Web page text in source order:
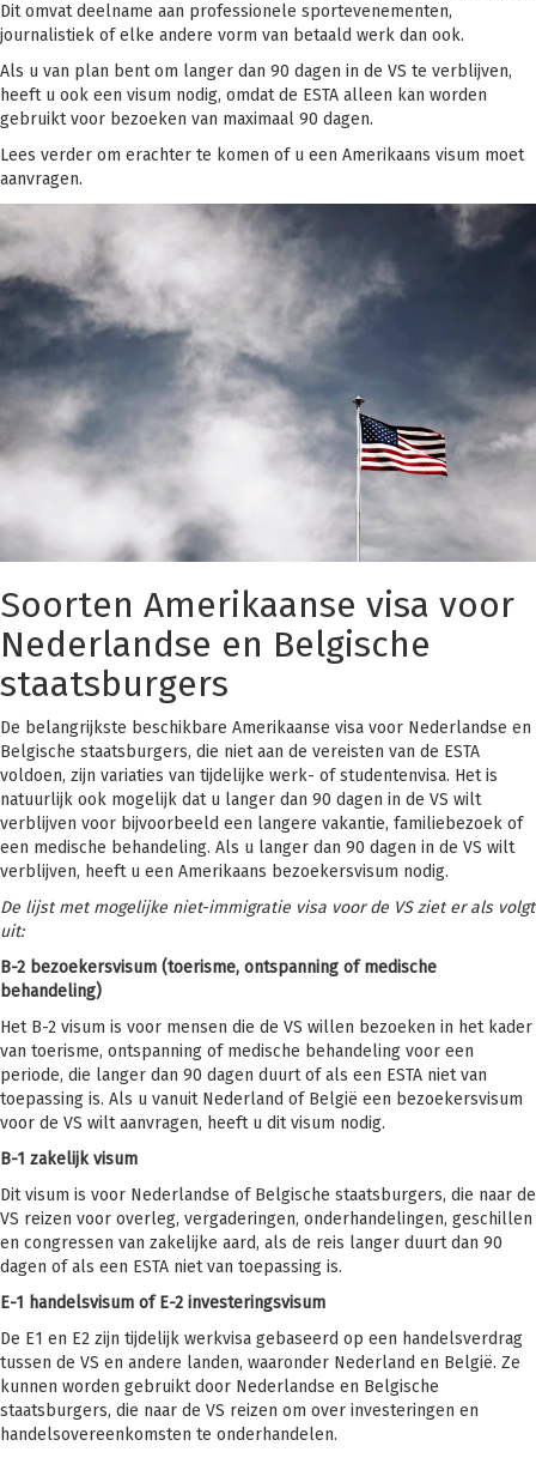
Dit omvat deelname aan professionele sportevenementen,
journalistiek of elke andere vorm van betaald werk dan ook.
Als u van plan bent om langer dan 90 dagen in de VS te verblijven,
heeft u ook een visum nodig, omdat de ESTA alleen kan worden
gebruikt voor bezoeken van maximaal 90 dagen.
Lees verder om erachter te komen of u een Amerikaans visum moet
aanvragen.
Soorten Amerikaanse visa voor
Nederlandse en Belgische
staatsburgers
De belangrijkste beschikbare Amerikaanse visa voor Nederlandse en
Belgische staatsburgers, die niet aan de vereisten van de ESTA
voldoen, zijn variaties van tijdelijke werk- of studentenvisa. Het is
natuurlijk ook mogelijk dat u langer dan 90 dagen in de VS wilt
verblijven voor bijvoorbeeld een langere vakantie, familiebezoek of
een medische behandeling. Als u langer dan 90 dagen in de VS wilt
verblijven, heeft u een Amerikaans bezoekersvisum nodig.
De lijst met mogelijke niet-immigratie visa voor de VS ziet er als volgt
uit:
B-2 bezoekersvisum (toerisme, ontspanning of medische
behandeling)
Het B-2 visum is voor mensen die de VS willen bezoeken in het kader
van toerisme, ontspanning of medische behandeling voor een
periode, die langer dan 90 dagen duurt of als een ESTA niet van
toepassing is. Als u vanuit Nederland of België een bezoekersvisum
voor de VS wilt aanvragen, heeft u dit visum nodig.
B-1 zakelijk visum
Dit visum is voor Nederlandse of Belgische staatsburgers, die naar de
VS reizen voor overleg, vergaderingen, onderhandelingen, geschillen
en congressen van zakelijke aard, als de reis langer duurt dan 90
dagen of als een ESTA niet van toepassing is.
E-1 handelsvisum of E-2 investeringsvisum
De E1 en E2 zijn tijdelijk werkvisa gebaseerd op een handelsverdrag
tussen de VS en andere landen, waaronder Nederland en België. Ze
kunnen worden gebruikt door Nederlandse en Belgische
staatsburgers, die naar de VS reizen om over investeringen en
handelsovereenkomsten te onderhandelen.